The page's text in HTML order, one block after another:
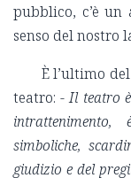
pubblico, c’è
senso del nostro
È l’ultimo
teatro:- Il teatro
simboliche,
giudizio e del